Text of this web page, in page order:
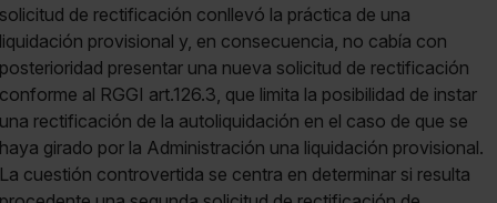
solicitud de rectificación conllevó la práctica de una
liquidación provisional y, en consecuencia, no cabía con
posterioridad presentar una nueva solicitud de rectificación
conforme al RGGI art.126.3, que limita la posibilidad de instar
una rectificación de la autoliquidación en el caso de que se
haya girado por la Administración una liquidación provisional.
La cuestión controvertida se centra en determinar si resulta